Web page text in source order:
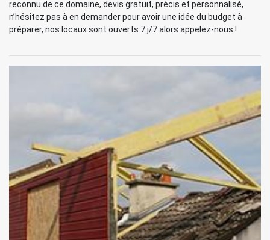
reconnu de ce domaine, devis gratuit, précis et personnalisé,
n’hésitez pas à en demander pour avoir une idée du budget à
préparer, nos locaux sont ouverts 7 j/7 alors appelez-nous !